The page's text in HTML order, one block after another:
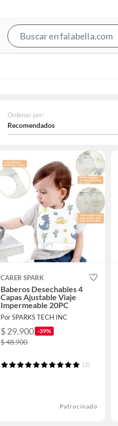
Ordenar por:
Recomendados
CARER SPARK
Baberos Desechables 4
Capas Ajustable Viaje
Impermeable 20PC
Por SPARKS TECH INC
$ 29.900 -39%
$ 48.900
(2)
Patrocinado